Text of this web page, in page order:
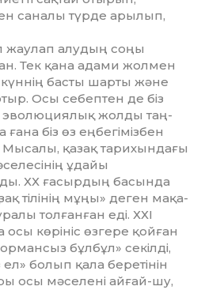
саналы түр­де арылып,
алудың соңы
Тек қана адами жолмен
күннің басты шарты және
Осы себептен де біз
жолды таң­
біз өз еңбе­гі­мізбен
Мысалы, қазақ тарихындағы
ұдайы
ХХ ғасырдың басында
тілінің мұңы» деген ма­қа­
толғанған еді. ХХІ
көрініс өзгере қойған
бұлбұл» секілді,
ел» болып қала беретінін
осы мәселені айғай-шу,